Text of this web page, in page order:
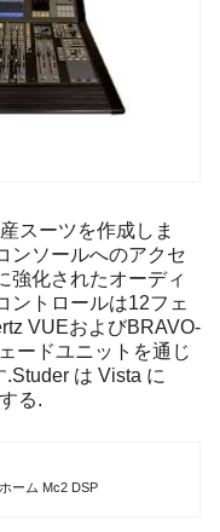
スーツを作成しま
ンソールへのアクセ
強化されたオーディ
ントロールは12フェ
VUEおよびBRAVO-
ードユニットを通じ
は Vista に
る.
ーム Mc2 DSP